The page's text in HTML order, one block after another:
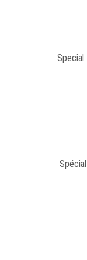
Special